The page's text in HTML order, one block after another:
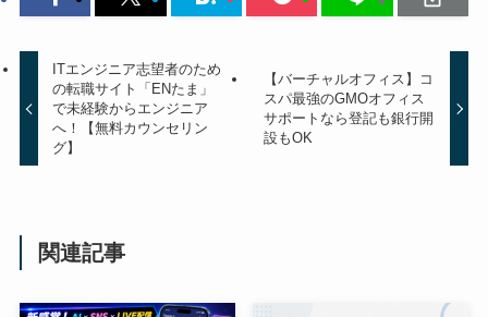
ITエンジニア志望者のため
の転職サイト「ENたま」
で未経験からエンジニア
へ！【無料カウンセリン
グ】
【バーチャルオフィス】コ
スパ最強のGMOオフィス
サポートなら登記も銀行開
設もOK
関連記事